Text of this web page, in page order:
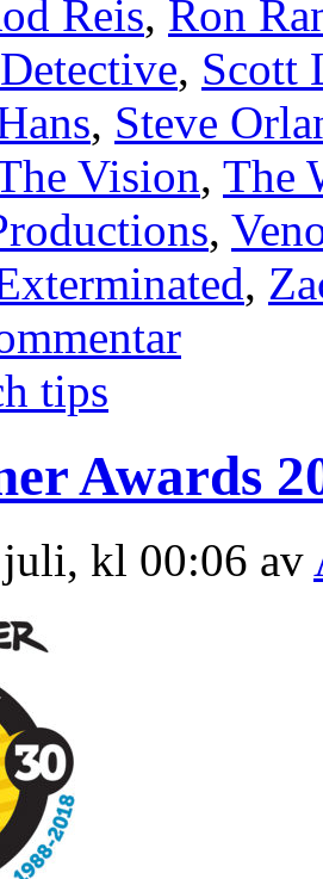
Reis, Ron
, Scott
, Steve
Vision, The
,
,
tips
Awards
juli, kl 00:06 av